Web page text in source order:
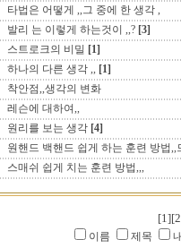
타법은 어떻게 ,,그 중에 한 생각 ,
발리 는 이렇게 하는것이 ,,? [3]
스트로크의 비밀 [1]
하나의 다른 생각 ,, [1]
착안점,,생각의 변화
레슨에 대하여,,
원리를 보는 생각 [4]
원핸드 백핸드 쉽게 하는 훈련 방법,,
스매쉬 쉽게 치는 훈련 방법,,,
[1]
이름
제목